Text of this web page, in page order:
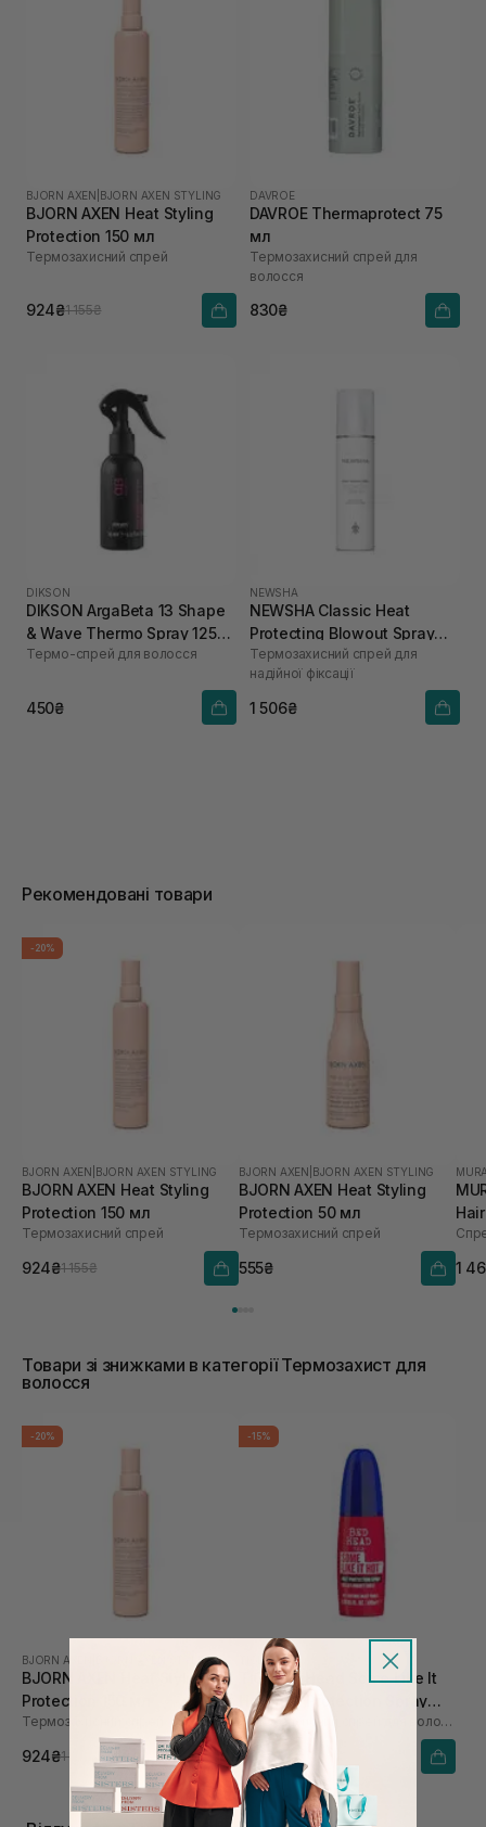
BJORN AXEN BJORN AXEN STYLING
BJORN AXEN Heat Styling
Protection 150 мл
Термозахисний спрей
924₴1 155₴
DAVROE
DAVROE Thermaprotect 75
мл
Термозахисний спрей для
волосся
830₴
DIKSON
DIKSON ArgaBeta 13 Shape
& Wave Thermo Spray 125
мл
Термо-спрей для волосся
450₴
NEWSHA
NEWSHA Classic Heat
Protecting Blowout Spray
200 мл
Термозахисний спрей для
надійної фіксації
1 506₴
Рекомендовані товари
-20%
BJORN AXEN BJORN AXEN STYLING
BJORN AXEN Heat Styling
Protection 150 мл
Термозахисний спрей
924₴1 155₴
BJORN AXEN BJORN AXEN STYLING
BJORN AXEN Heat Styling
Protection 50 мл
Термозахисний спрей
555₴ 1
Товари зі знижками в категорії Термозахист для
волосся
-20%
BJORN AXEN BJORN AXEN STYLING
BJORN AXEN Heat Styling
Protection 150 мл
Термозахисний спрей
924₴1 155₴
-15%
TIGI Bed Head Some Like It
Hot Heat Protection Spray
100 мл
Термозахисний спрей для волосся
733₴